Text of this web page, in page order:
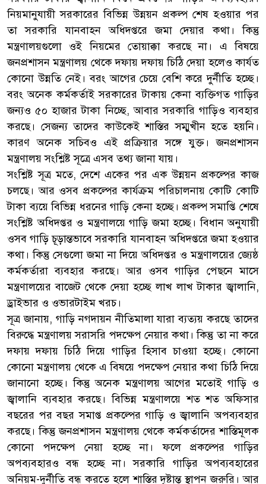
নিয়মানুযায়ী সরকারের বিভিন্ন উন্নয়ন প্রকল্প শেষ হওয়ার পর
তা সরকারি যানবাহন অধিদপ্তরে জমা দেয়ার কথা। কিন্তু
মন্ত্রণালয়গুলো ওই নিয়মের তোয়াক্কা করছে না। এ বিষয়ে
জনপ্রশাসন মন্ত্রণালয় থেকে দফায় দফায় চিঠি দেয়া হলেও কার্যত
কোনো উন্নতি নেই। বরং আগের চেয়ে বেশি করে দুর্নীতি হচ্ছে।
বরং অনেক কর্মকর্তাই সরকারের টাকায় কেনা ব্যক্তিগত গাড়ির
জন্যও ৫০ হাজার টাকা নিচ্ছে, আবার সরকারি গাড়িও ব্যবহার
করছে। সেজন্য তাদের কাউকেই শাস্তির সম্মুখীন হতে হয়নি।
কারণ অনেক সচিবও এই প্রক্রিয়ার সঙ্গে যুক্ত। জনপ্রশাসন
মন্ত্রণালয় সংশ্লিষ্ট সূত্রে এসব তথ্য জানা যায়।
সংশ্লিষ্ট সূত্র মতে, দেশে একের পর এক উন্নয়ন প্রকল্পের কাজ
চলছে। আর ওসব প্রকল্পের কার্যক্রম পরিচালনায় কোটি কোটি
টাকা ব্যয়ে বিভিন্ন ধরনের গাড়ি কেনা হচ্ছে। প্রকল্প সমাপ্তি শেষে
সংশ্লিষ্ট অধিদপ্তর ও মন্ত্রণালয়ে গাড়ি জমা হচ্ছে। বিধান অনুযায়ী
ওসব গাড়ি চূড়ান্তভাবে সরকারি যানবাহন অধিদপ্তরে জমা হওয়ার
কথা। কিন্তু সেগুলো জমা না দিয়ে অধিদপ্তর ও মন্ত্রণালয়ের জ্যেষ্ঠ
কর্মকর্তারা ব্যবহার করছে। আর ওসব গাড়ির পেছনে মাসে
মন্ত্রণালয়ের বাজেট থেকে দেয়া হচ্ছে লাখ লাখ টাকার জ্বালানি,
ড্রাইভার ও ওভারটাইম খরচ।
সূত্র জানায়, গাড়ি নগদায়ন নীতিমালা যারা ব্যত্যয় করছে তাদের
বিরুদ্ধে মন্ত্রণালয় সরাসরি পদক্ষেপ নেয়ার কথা। কিন্তু তা না করে
দফায় দফায় চিঠি দিয়ে গাড়ির হিসাব চাওয়া হচ্ছে। কোনো
কোনো মন্ত্রণালয় থেকে এ বিষয়ে পদক্ষেপ নেয়ার কথা চিঠি দিয়ে
জানানো হচ্ছে। কিন্তু অনেক মন্ত্রণালয় আগের মতোই গাড়ি ও
জ্বালানি ব্যবহার করছে। বিভিন্ন মন্ত্রণালয়ে শত শত অফিসার
বছরের পর বছর সমাপ্ত প্রকল্পের গাড়ি ও জ্বালানি অপব্যবহার
করছে। কিন্তু জনপ্রশাসন মন্ত্রণালয় থেকে কর্মকর্তাদের শাস্তিমূলক
কোনো পদক্ষেপ নেয়া হচ্ছে না। ফলে প্রকল্পের গাড়ির
অপব্যবহারও বন্ধ হচ্ছে না। সরকারি গাড়ির অপব্যবহারের
অনিয়ম-দুর্নীতি বন্ধ করতে হলে শাস্তির দৃষ্টান্ত স্থাপন জরুরি। আর